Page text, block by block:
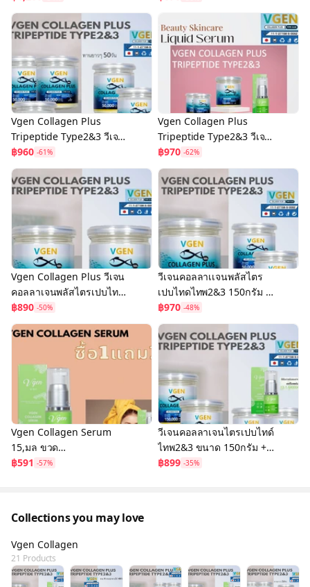
ไทพ2&3
150กรัม2กป+50กรัม=2กป
ไทพ2&3 50กรัม จำนวน 4
กระปุก
Vgen Collagen Plus
Tripeptide Type2&3 วีเจน
คอลลาเจนพลัสไตรเปบไทด
ไทพ2&3 50 กรัมจำนวน
3+2 กระปุก #ontv
฿960 -61%
Vgen Collagen Plus
Tripeptide Type2&3 วีเจน
คอลลาเจนพลัสไตรเปบไทด
ไทพ2&3
150กรัม=1+50กรัม2กป+เซ
รั่ม
฿970 -62%
Vgen Collagen Plus วีเจน
คอลลาเจนพลัสไตรเปบไทด
ไทพ2&3 ชุดคู่สุดคุ้ม
150กรัม 1+1 #Ontv
฿890 -50%
วีเจนคอลลาเเจนพลัสไตร
เปบไทดไทพ2&3 150กรัม 1
กระปุก + 50 กรัม 2 กระปุก
#Ontv
฿970 -48%
Vgen Collagen Serum
15,มล ขวด
ละ690ซื้อ1แถม1
฿591 -57%
วีเจนคอลลาเจนไตรเปบไทด์
ไทพ2&3 ขนาด 150กรัม +
50กรัม 2 กระปุก+ วีเจนเซ
฿899 -35%
Collections you may love
Vgen Collagen
21 Products